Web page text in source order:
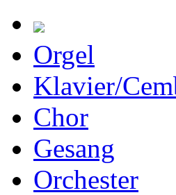
Orgel
Klavier/
Chor
Gesang
Orchester